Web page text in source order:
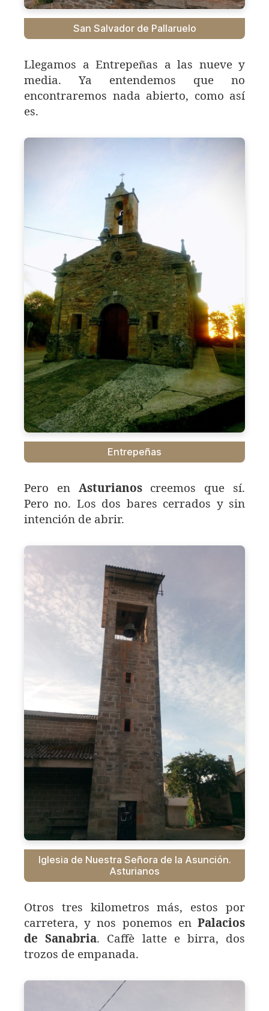
San Salvador de Pallaruelo
Llegamos a Entrepeñas a las nueve y
media. Ya entendemos que no
encontraremos nada abierto, como así
es.
Entrepeñas
Pero en Asturianos creemos que sí.
Pero no. Los dos bares cerrados y sin
intención de abrir.
Iglesia de Nuestra Señora de la Asunción.
Asturianos
Otros tres kilometros más, estos por
carretera, y nos ponemos en Palacios
de Sanabria. Caffè latte e birra, dos
trozos de empanada.